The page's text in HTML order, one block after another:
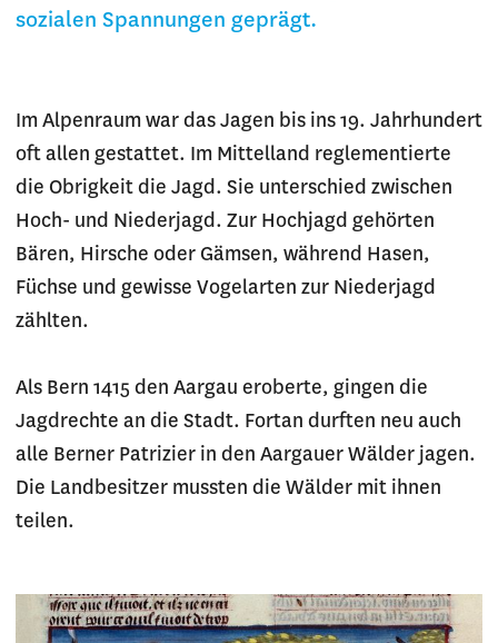
sozialen Spannungen geprägt.
Im Alpenraum war das Jagen bis ins 19. Jahrhundert
oft allen gestattet. Im Mittelland reglementierte
die Obrigkeit die Jagd. Sie unterschied zwischen
Hoch- und Niederjagd. Zur Hochjagd gehörten
Bären, Hirsche oder Gämsen, während Hasen,
Füchse und gewisse Vogelarten zur Niederjagd
zählten.
Als Bern 1415 den Aargau eroberte, gingen die
Jagdrechte an die Stadt. Fortan durften neu auch
alle Berner Patrizier in den Aargauer Wälder jagen.
Die Landbesitzer mussten die Wälder mit ihnen
teilen.